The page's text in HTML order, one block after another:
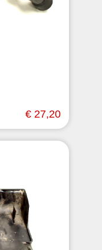
€ 27,20